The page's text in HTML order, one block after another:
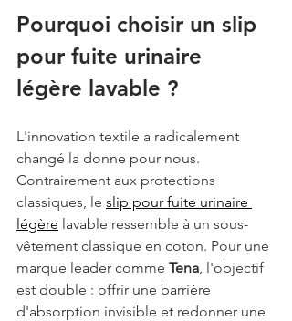
Pourquoi choisir un slip
pour fuite urinaire
légère lavable ?
L'innovation textile a radicalement
changé la donne pour nous.
Contrairement aux protections
classiques, le slip pour fuite urinaire
légère lavable ressemble à un sous-
vêtement classique en coton. Pour une
marque leader comme Tena, l'objectif
est double : offrir une barrière
d'absorption invisible et redonner une